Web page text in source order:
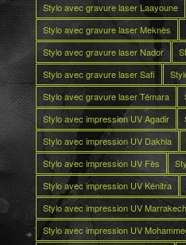
Stylo avec gravure laser Laayoune
Stylo avec gravure laser Meknès
Stylo avec gravure laser Nador
Stylo avec gravure laser Safi
Stylo avec gravure laser Témara
Stylo avec impression UV Agadir
Stylo avec impression UV Dakhla
Stylo avec impression UV Fès
Stylo avec impression UV Kénitra
Stylo avec impression UV Marrakech
Stylo avec impression UV